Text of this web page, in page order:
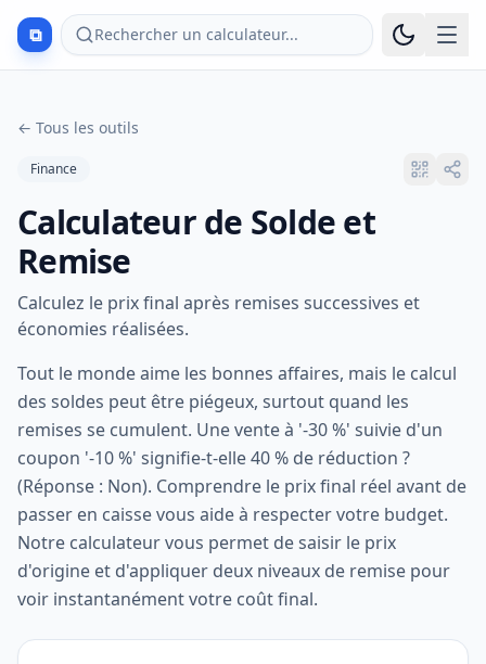
⧉ Rechercher un calculateur...
← Tous les outils
Finance
Calculateur de Solde et
Remise
Calculez le prix final après remises successives et
économies réalisées.
Tout le monde aime les bonnes affaires, mais le calcul
des soldes peut être piégeux, surtout quand les
remises se cumulent. Une vente à '-30 %' suivie d'un
coupon '-10 %' signifie-t-elle 40 % de réduction ?
(Réponse : Non). Comprendre le prix final réel avant de
passer en caisse vous aide à respecter votre budget.
Notre calculateur vous permet de saisir le prix
d'origine et d'appliquer deux niveaux de remise pour
voir instantanément votre coût final.